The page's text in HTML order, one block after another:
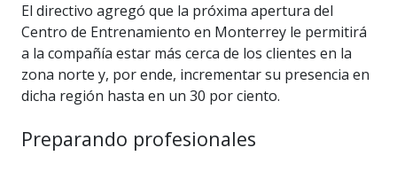
El directivo agregó que la próxima apertura del
Centro de Entrenamiento en Monterrey le permitirá
a la compañía estar más cerca de los clientes en la
zona norte y, por ende, incrementar su presencia en
dicha región hasta en un 30 por ciento.
Preparando profesionales